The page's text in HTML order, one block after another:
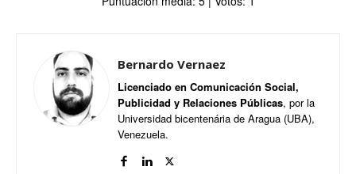
Bernardo Vernaez
Licenciado en Comunicación Social,
Publicidad y Relaciones Públicas, por la
Universidad bicentenária de Aragua (UBA),
Venezuela.